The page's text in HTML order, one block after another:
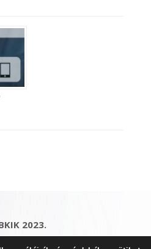
2023.
|Impresszum|